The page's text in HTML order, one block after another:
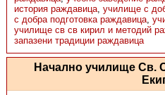
история раждавица, училище с
с добра подготовка раждавица,
училище св св кирил и методий
запазени традиции раждавица
Начално училище Св.